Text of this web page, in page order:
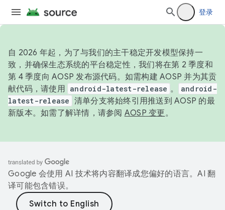
登录
自 2026 年起，为了与我们的主干稳定开发模型保持一
致，并确保生态系统的平台稳定性，我们将在第 2 季度和
第 4 季度向 AOSP 发布源代码。如需构建 AOSP 并为其贡
献代码，请使用 android-latest-release 。
android-
latest-release 清单分支将始终引用推送到 AOSP 的最
新版本。如需了解详情，请参阅 AOSP 变更。
Google 会使用 AI 技术将内容翻译成您偏好的语言。AI 翻
译可能包含错误。